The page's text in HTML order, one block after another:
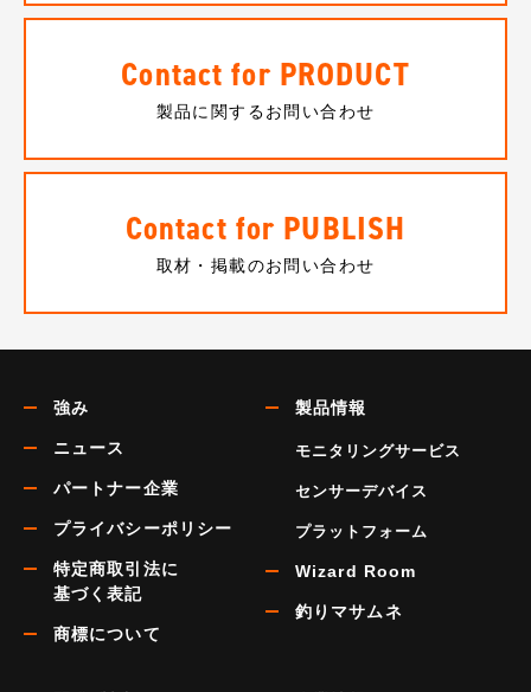
Contact for PRODUCT
製品に関するお問い合わせ
Contact for PUBLISH
取材・掲載のお問い合わせ
強み
ニュース
パートナー企業
プライバシーポリシー
特定商取引法に
基づく表記
商標について
製品情報
モニタリングサービス
センサーデバイス
プラットフォーム
Wizard Room
釣りマサムネ